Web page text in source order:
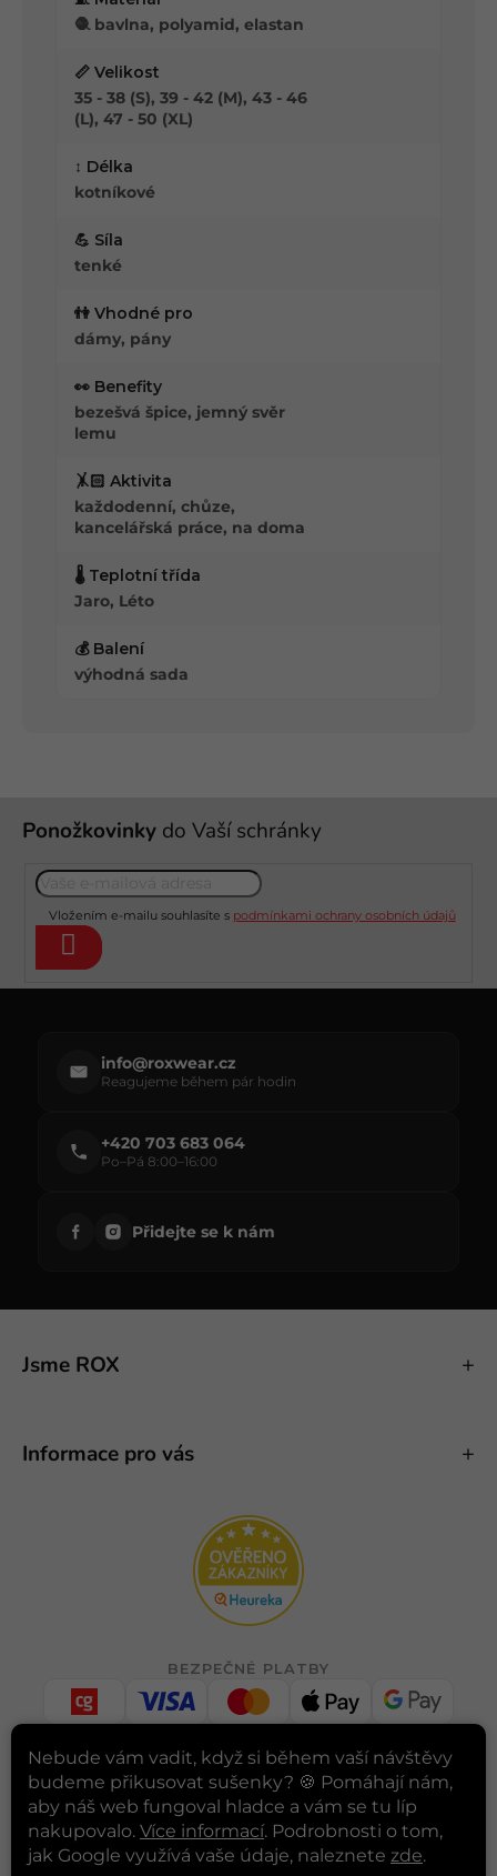
Nebude vám vadit, když si během vaší návštěvy
budeme přikusovat sušenky? 🍪 Pomáhají nám,
aby náš web fungoval hladce a vám se tu líp
nakupovalo. Více informací. Podrobnosti o tom,
jak Google využívá vaše údaje, naleznete zde.
🧶 bavlna, polyamid, elastan
📏 Velikost
35 - 38 (S), 39 - 42 (M), 43 - 46
(L), 47 - 50 (XL)
↕️ Délka
kotníkové
💪 Síla
tenké
👫 Vhodné pro
dámy, pány
👀 Benefity
bezešvá špice, jemný svěr
lemu
🤸🏻 Aktivita
každodenní, chůze,
kancelářská práce, na doma
🌡️ Teplotní třída
Jaro, Léto
💰 Balení
výhodná sada
Ponožkovinky do Vaší schránky
Vložením e-mailu souhlasíte s podmínkami ochrany osobních údajů
Přihlásit
se
info@roxwear.cz
Reagujeme během pár hodin
+420 703 683 064
Po–Pá 8:00–16:00
Přidejte se k nám
Jsme ROX
Informace pro vás
BEZPEČNÉ PLATBY
RYCHLÉ DORUČENÍ
INSTAGRAM